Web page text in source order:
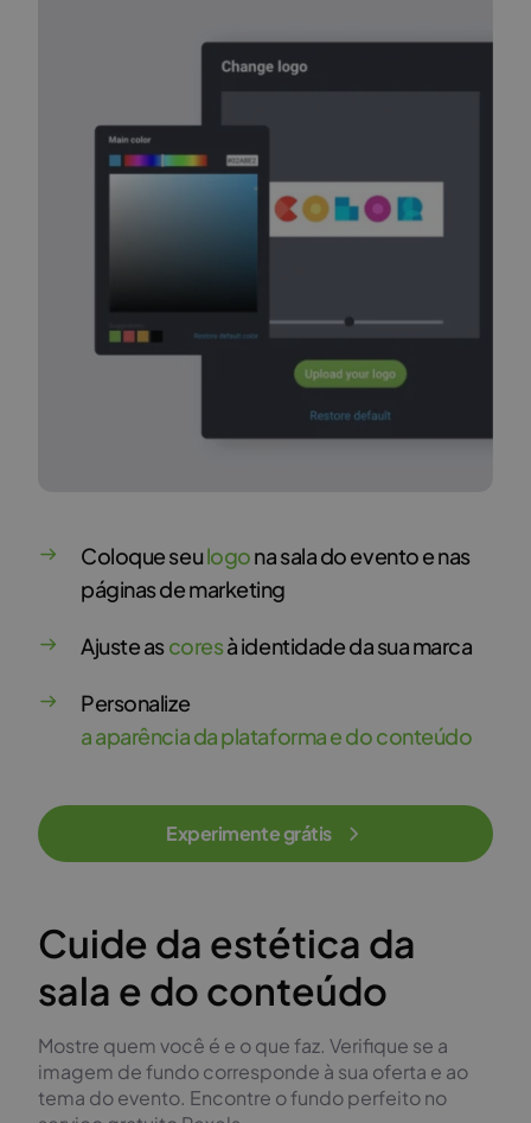
Coloque seulogona sala do evento e nas
páginas de marketing
Ajuste ascoresà identidade da sua marca
Personalize
a aparência da plataforma e do conteúdo
Experimente grátis
Cuide da estética da
sala e do conteúdo
Mostre quem você é e o que faz. Verifique se a
imagem de fundo corresponde à sua oferta e ao
tema do evento. Encontre o fundo perfeito no